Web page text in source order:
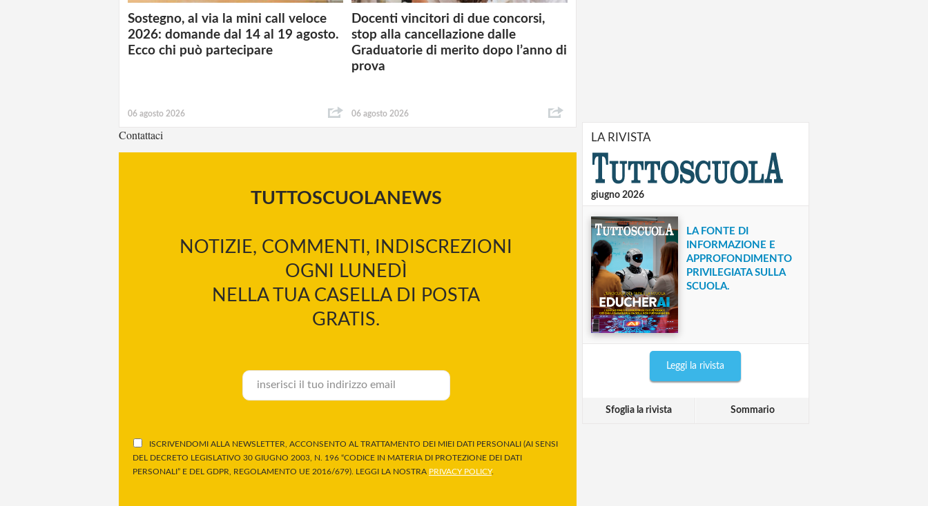
Sostegno, al via la mini call veloce
2026: domande dal 14 al 19 agosto.
Ecco chi può partecipare
06 agosto 2026
Docenti vincitori di due concorsi,
stop alla cancellazione dalle
Graduatorie di merito dopo l’anno di
prova
06 agosto 2026
Contattaci
TUTTOSCUOLANEWS
NOTIZIE, COMMENTI, INDISCREZIONI
OGNI LUNEDÌ
NELLA TUA CASELLA DI POSTA
GRATIS.
ISCRIVENDOMI ALLA NEWSLETTER, ACCONSENTO AL TRATTAMENTO DEI MIEI DATI PERSONALI (AI SENSI
DEL DECRETO LEGISLATIVO 30 GIUGNO 2003, N. 196 “CODICE IN MATERIA DI PROTEZIONE DEI DATI
PERSONALI” E DEL GDPR, REGOLAMENTO UE 2016/679). LEGGI LA NOSTRA PRIVACY POLICY.
LA RIVISTA
giugno 2026
LA FONTE DI
INFORMAZIONE E
APPROFONDIMENTO
PRIVILEGIATA SULLA
SCUOLA.
Leggi la rivista
Sfoglia la rivista Sommario